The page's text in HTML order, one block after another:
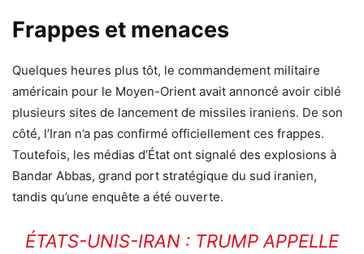
Frappes et menaces
Quelques heures plus tôt, le commandement militaire
américain pour le Moyen-Orient avait annoncé avoir ciblé
plusieurs sites de lancement de missiles iraniens. De son
côté, l’Iran n’a pas confirmé officiellement ces frappes.
Toutefois, les médias d’État ont signalé des explosions à
Bandar Abbas, grand port stratégique du sud iranien,
tandis qu’une enquête a été ouverte.
ÉTATS-UNIS-IRAN : TRUMP APPELLE